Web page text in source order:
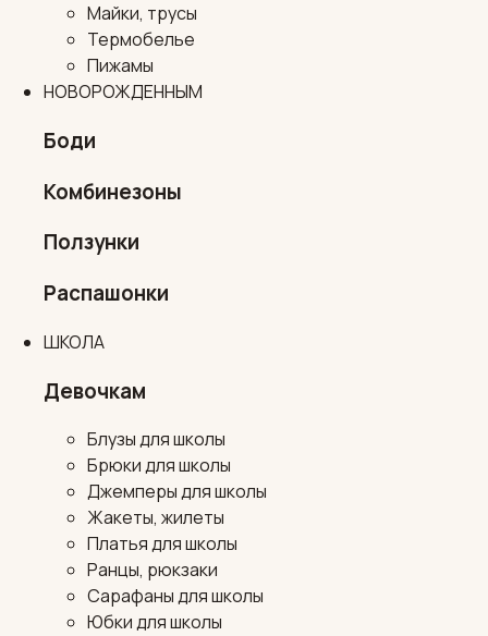
Майки, трусы
Термобелье
Пижамы
НОВОРОЖДЕННЫМ
Боди
Комбинезоны
Ползунки
Распашонки
ШКОЛА
Девочкам
Блузы для школы
Брюки для школы
Джемперы для школы
Жакеты, жилеты
Платья для школы
Ранцы, рюкзаки
Сарафаны для школы
Юбки для школы